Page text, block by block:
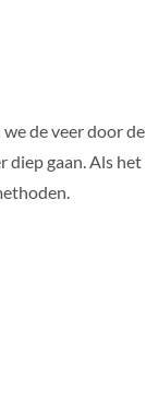
de veer door de
diep gaan. Als het